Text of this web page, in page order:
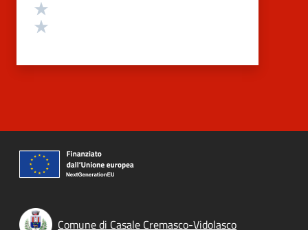
Comune di Casale Cremasco-Vidolasco